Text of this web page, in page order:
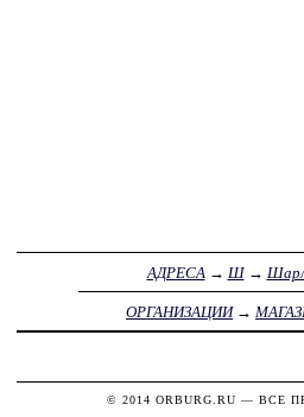
АДРЕСА → Ш→
ОРГАНИЗАЦИИ→
© 2014 ORBURG.RU — ВСЕ